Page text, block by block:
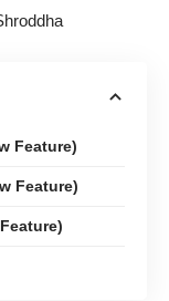
Feature)
Feature)
Feature)